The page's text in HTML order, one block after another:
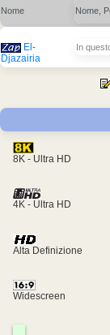
Nome Nome,
El-
Djazairia
In
8K - Ultra HD
4K - Ultra HD
Alta Definizione
Widescreen